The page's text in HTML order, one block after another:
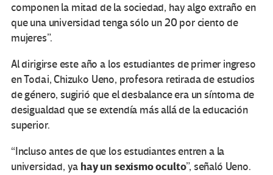
componen la mitad de la sociedad, hay algo extraño en
que una universidad tenga sólo un 20 por ciento de
mujeres”.
Al dirigirse este año a los estudiantes de primer ingreso
en Todai, Chizuko Ueno, profesora retirada de estudios
de género, sugirió que el desbalance era un síntoma de
desigualdad que se extendía más allá de la educación
superior.
“Incluso antes de que los estudiantes entren a la
universidad, ya hay un sexismo oculto”, señaló Ueno.